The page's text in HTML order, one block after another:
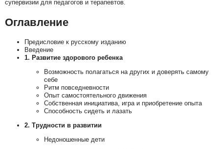
супервизии для педагогов и терапевтов.
Оглавление
Предисловие к русскому изданию
Введение
1. Развитие здорового ребенка
Возможность полагаться на других и доверять самому
себе
Ритм повседневности
Опыт самостоятельного движения
Собственная инициатива, игра и приобретение опыта
Способность сидеть и лазать
2. Трудности в развитии
Недоношенные дети